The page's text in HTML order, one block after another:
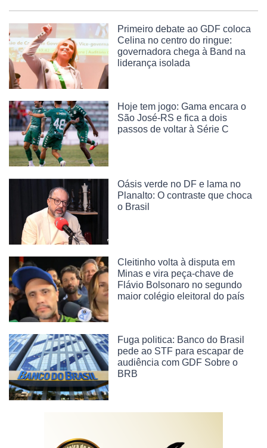
Primeiro debate ao GDF coloca
Celina no centro do ringue:
governadora chega à Band na
liderança isolada
Hoje tem jogo: Gama encara o
São José-RS e fica a dois
passos de voltar à Série C
Oásis verde no DF e lama no
Planalto: O contraste que choca
o Brasil
Cleitinho volta à disputa em
Minas e vira peça-chave de
Flávio Bolsonaro no segundo
maior colégio eleitoral do país
Fuga politica: Banco do Brasil
pede ao STF para escapar de
audiência com GDF Sobre o
BRB